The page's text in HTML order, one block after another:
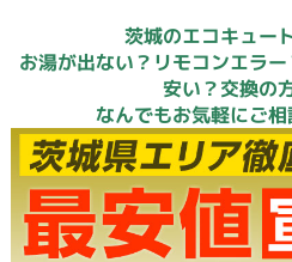
茨城のエコキュー
お湯が出ない？リモコンエラ
安い？交換の
なんでもお気軽にご相